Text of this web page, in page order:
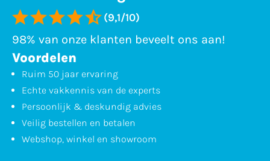
(9,1/10)
98% van onze klanten beveelt ons aan!
Voordelen
Ruim 50 jaar ervaring
Echte vakkennis van de experts
Persoonlijk & deskundig advies
Veilig bestellen en betalen
Webshop, winkel en showroom